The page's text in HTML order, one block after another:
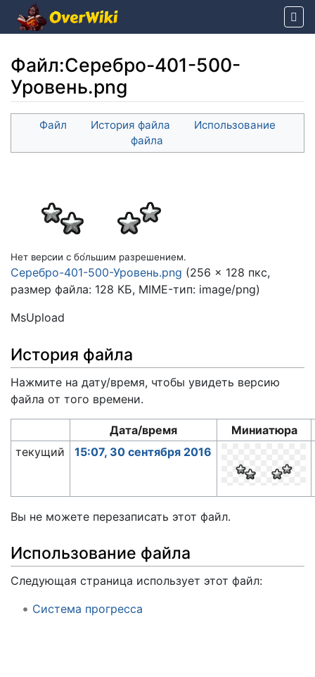
Файл:Серебро-401-500-
Уровень.png
Перейти к: навигация, поиск
Файл История файла
Использование
файла
Нет версии с бо́льшим разрешением.
Серебро-401-500-Уровень.png (256 × 128 пкс,
размер файла: 128 КБ, MIME-тип: image/png)
MsUpload
История файла
Нажмите на дату/время, чтобы увидеть версию
файла от того времени.
Дата/время
Миниатюра
текущий
15:07, 30 сентября 2016
Вы не можете перезаписать этот файл.
Использование файла
Следующая страница использует этот файл:
Система прогресса